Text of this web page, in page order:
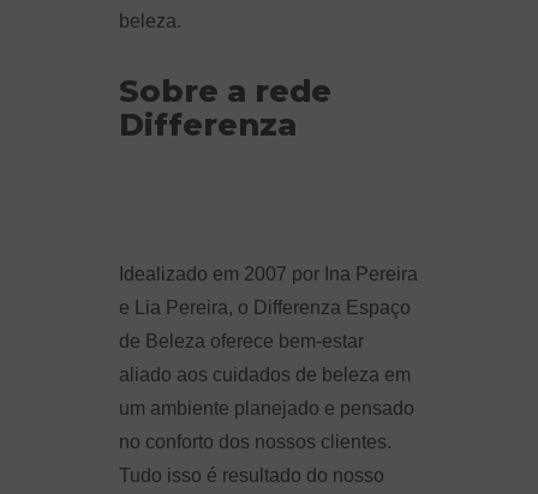
beleza.
Sobre a rede
Differenza
Idealizado em 2007 por Ina Pereira
e Lia Pereira, o Differenza Espaço
de Beleza oferece bem-estar
aliado aos cuidados de beleza em
um ambiente planejado e pensado
no conforto dos nossos clientes.
Tudo isso é resultado do nosso